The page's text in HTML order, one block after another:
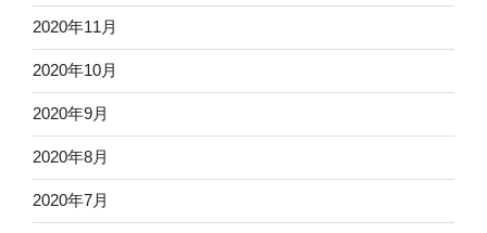
2020年11月
2020年10月
2020年9月
2020年8月
2020年7月